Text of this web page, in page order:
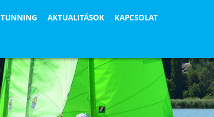
TUNNING AKTUALITÁSOK
KAPCSOLAT